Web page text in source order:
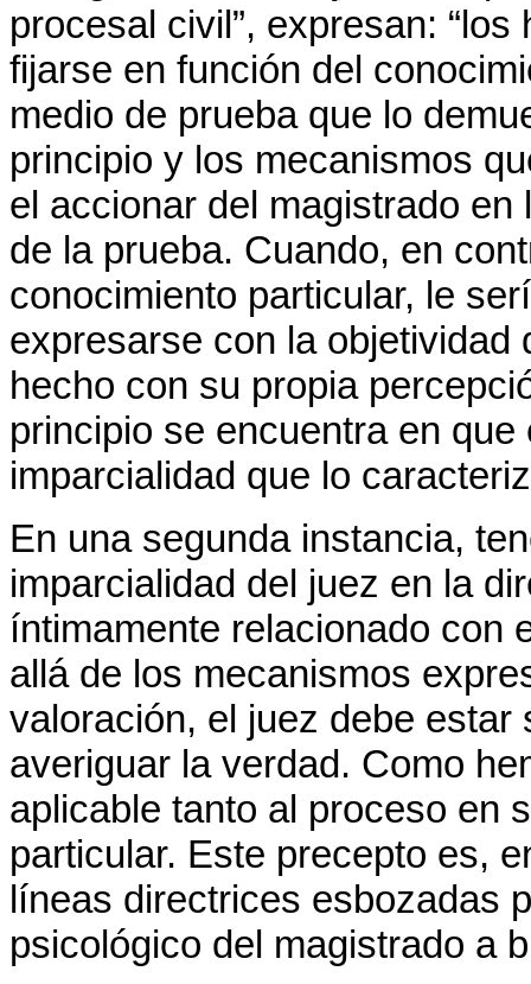
procesal civil”, expresan:
fijarse en función del
medio de prueba que lo
principio y los mecanismos
el accionar del magistrado
de la prueba. Cuando, en
conocimiento particular, le
expresarse con la
hecho con su propia
principio se encuentra en
imparcialidad que lo
En una segunda instancia,
imparcialidad del juez en la
íntimamente relacionado con
allá de los mecanismos
valoración, el juez debe estar
averiguar la verdad. Como
aplicable tanto al proceso en
particular. Este precepto es,
líneas directrices esbozadas
psicológico del magistrado a